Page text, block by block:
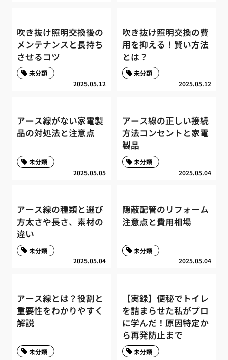
吹き抜け照明交換後の
メンテナンスと長持ち
させるコツ
2025.05.12
未分類
吹き抜け照明交換の費
用を抑える！賢い方法
とは？
2025.05.12
未分類
アース線がない家電製
品の対処法と注意点
2025.05.05
未分類
アース線の正しい接続
方法コンセントと家電
製品
2025.05.04
未分類
アース線の種類と選び
方太さや長さ、素材の
違い
2025.05.04
未分類
隠蔽配管のリフォーム
注意点と費用相場
2025.05.04
未分類
アース線とは？役割と
重要性をわかりやすく
解説
未分類
【実録】便秘でトイレ
を詰まらせた私がプロ
に学んだ！原因特定か
ら再発防止まで
未分類